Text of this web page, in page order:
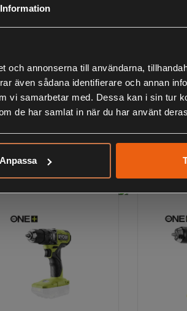
Information
och annonserna till användarna,
även sådana identifierare och annan
vi samarbetar med. Dessa kan i sin tur
de har samlat in när du har använt
Anpassa
RAK69MIX
Bitssats 69
Ryobi
1